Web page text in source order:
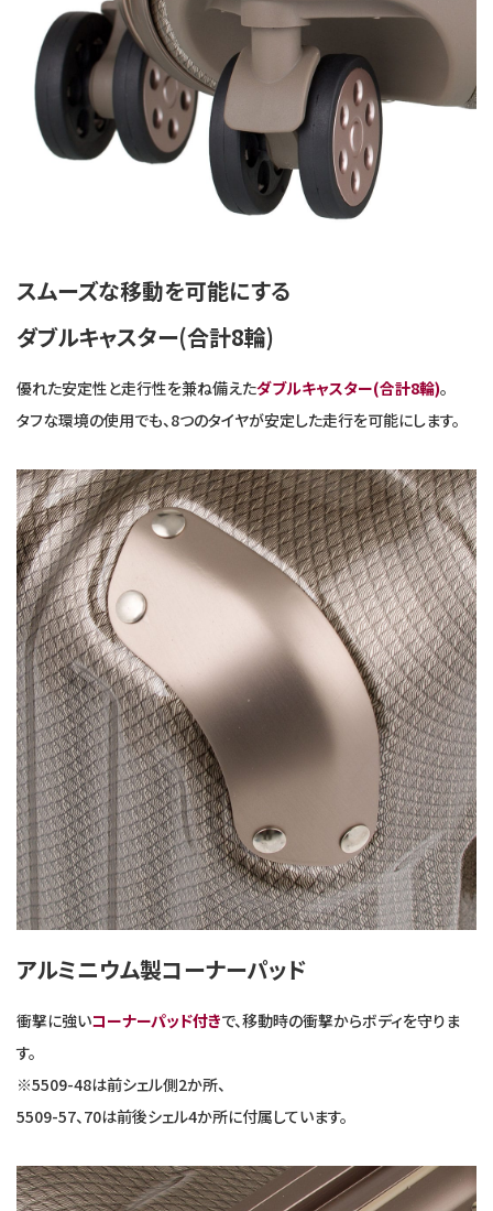
スムーズな移動を可能にする
ダブルキャスター(合計8輪)
優れた安定性と走行性を兼ね備えたダブルキャスター(合計8輪)。
タフな環境の使用でも、8つのタイヤが安定した走行を可能にします。
アルミニウム製コーナーパッド
衝撃に強いコーナーパッド付きで、移動時の衝撃からボディを守りま
す。
※5509-48は前シェル側2か所、
5509-57、70は前後シェル4か所に付属しています。